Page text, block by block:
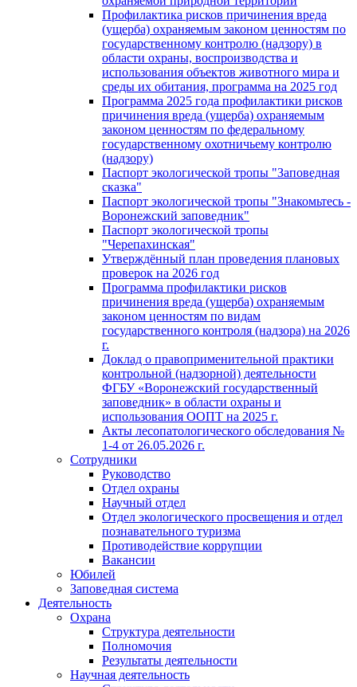
Профилактика рисков причинения вреда
(ущерба) охраняемым законом ценностям по
государственному контролю (надзору) в
области охраны, воспроизводства и
использования объектов животного мира и
среды их обитания, программа на 2025 год
Программа 2025 года профилактики рисков
причинения вреда (ущерба) охраняемым
законом ценностям по федеральному
государственному охотничьему контролю
(надзору)
Паспорт экологической тропы "Заповедная
сказка"
Паспорт экологической тропы "Знакомьтесь -
Воронежский заповедник"
Паспорт экологической тропы
"Черепахинская"
Утверждённый план проведения плановых
проверок на 2026 год
Программа профилактики рисков
причинения вреда (ущерба) охраняемым
законом ценностям по видам
государственного контроля (надзора) на 2026
г.
Доклад о правоприменительной практики
контрольной (надзорной) деятельности
ФГБУ «Воронежский государственный
заповедник» в области охраны и
использования ООПТ на 2025 г.
Акты лесопатологического обследования №
1-4 от 26.05.2026 г.
Сотрудники
Руководство
Отдел охраны
Научный отдел
Отдел экологического просвещения и отдел
познавательного туризма
Противодействие коррупции
Вакансии
Юбилей
Заповедная система
Деятельность
Охрана
Структура деятельности
Полномочия
Результаты деятельности
Научная деятельность